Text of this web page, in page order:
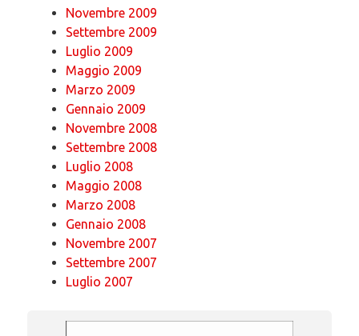
Novembre 2009
Settembre 2009
Luglio 2009
Maggio 2009
Marzo 2009
Gennaio 2009
Novembre 2008
Settembre 2008
Luglio 2008
Maggio 2008
Marzo 2008
Gennaio 2008
Novembre 2007
Settembre 2007
Luglio 2007